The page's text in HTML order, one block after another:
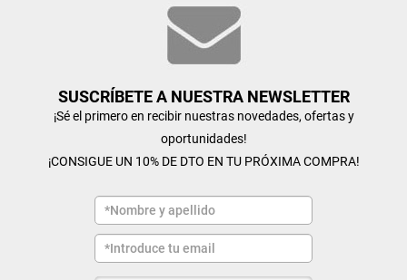
SUSCRÍBETE A NUESTRA NEWSLETTER
¡Sé el primero en recibir nuestras novedades, ofertas y
oportunidades!
¡CONSIGUE UN 10% DE DTO EN TU PRÓXIMA COMPRA!